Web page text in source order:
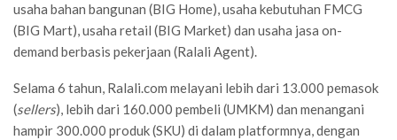
usaha bahan bangunan (BIG Home), usaha kebutuhan FMCG
(BIG Mart), usaha retail (BIG Market) dan usaha jasa on-
demand berbasis pekerjaan (Ralali Agent).
Selama 6 tahun, Ralali.com melayani lebih dari 13.000 pemasok
(sellers), lebih dari 160.000 pembeli (UMKM) dan menangani
hampir 300.000 produk (SKU) di dalam platformnya, dengan